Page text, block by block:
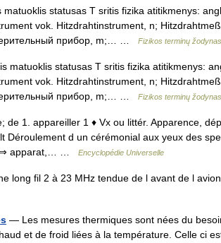
statusas T sritis fizika atitikmenys:
vok. Hitzdrahtinstrument, n;
прибор, m;… …
Fizikos terminų žodynas
matuoklis statusas T sritis fizika atitikmenys:
vok. Hitzdrahtinstrument, n;
прибор, m;… …
Fizikos terminų žodynas
de 1. appareiller 1 ♦ Vx ou littér. Apparence,
Déroulement d un cérémonial aux yeux des
⇒ apparat,… …
Encyclopédie Universelle
long fil 2 à 23 MHz tendue de l avant de l
— Les mesures thermiques sont nées du
et de froid liées à la température. Celle ci